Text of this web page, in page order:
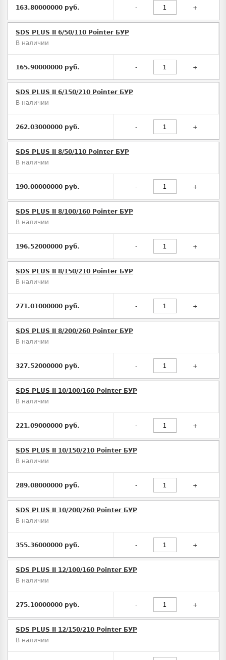
163.80000000 руб. - +
SDS PLUS II 6/50/110 Pointer БУР
В наличии
165.90000000 руб. - +
SDS PLUS II 6/150/210 Pointer БУР
В наличии
262.03000000 руб. - +
SDS PLUS II 8/50/110 Pointer БУР
В наличии
190.00000000 руб. - +
SDS PLUS II 8/100/160 Pointer БУР
В наличии
196.52000000 руб. - +
SDS PLUS II 8/150/210 Pointer БУР
В наличии
271.01000000 руб. - +
SDS PLUS II 8/200/260 Pointer БУР
В наличии
327.52000000 руб. - +
SDS PLUS II 10/100/160 Pointer БУР
В наличии
221.09000000 руб. - +
SDS PLUS II 10/150/210 Pointer БУР
В наличии
289.08000000 руб. - +
SDS PLUS II 10/200/260 Pointer БУР
В наличии
355.36000000 руб. - +
SDS PLUS II 12/100/160 Pointer БУР
В наличии
275.10000000 руб. - +
SDS PLUS II 12/150/210 Pointer БУР
В наличии